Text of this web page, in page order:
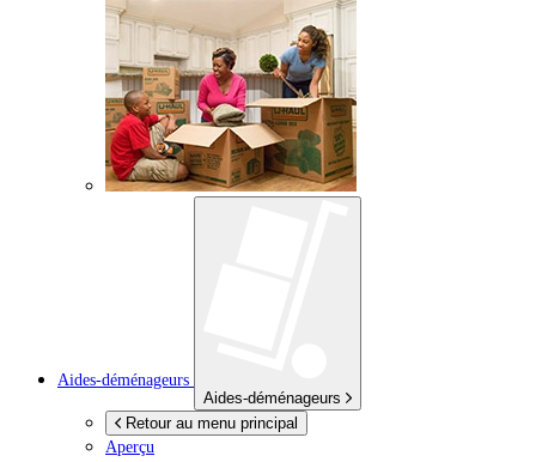
Aides-déménageurs
Aides-déménageurs
Retour au menu principal
Aperçu